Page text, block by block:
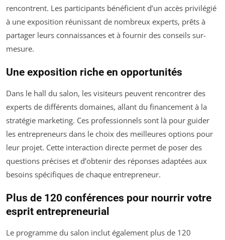
rencontrent. Les participants bénéficient d’un accès privilégié
à une exposition réunissant de nombreux experts, prêts à
partager leurs connaissances et à fournir des conseils sur-
mesure.
Une exposition riche en opportunités
Dans le hall du salon, les visiteurs peuvent rencontrer des
experts de différents domaines, allant du financement à la
stratégie marketing. Ces professionnels sont là pour guider
les entrepreneurs dans le choix des meilleures options pour
leur projet. Cette interaction directe permet de poser des
questions précises et d’obtenir des réponses adaptées aux
besoins spécifiques de chaque entrepreneur.
Plus de 120 conférences pour nourrir votre
esprit entrepreneurial
Le programme du salon inclut également plus de 120